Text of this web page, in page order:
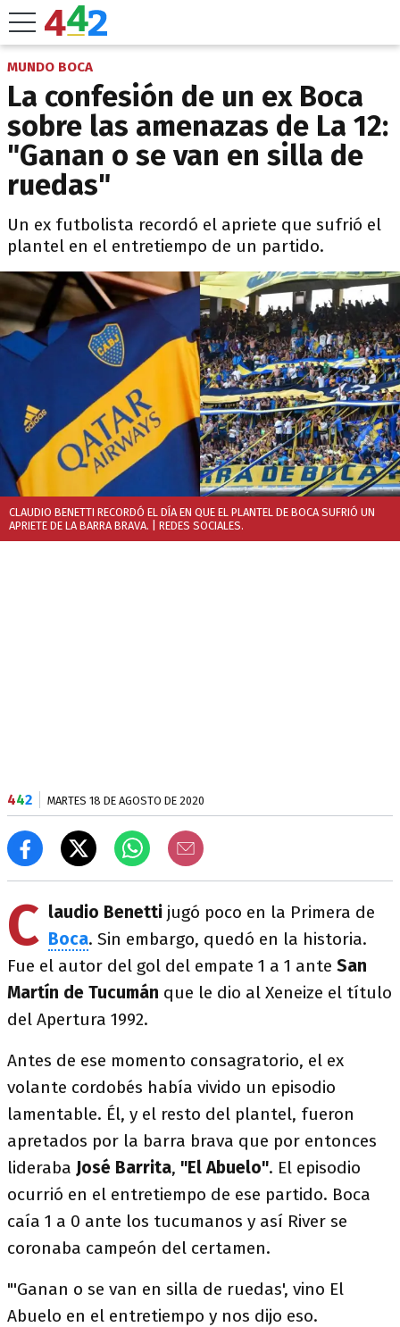
MUNDO BOCA
La confesión de un ex Boca
sobre las amenazas de La 12:
"Ganan o se van en silla de
ruedas"
Un ex futbolista recordó el apriete que sufrió el
plantel en el entretiempo de un partido.
CLAUDIO BENETTI RECORDÓ EL DÍA EN QUE EL PLANTEL DE BOCA SUFRIÓ UN
APRIETE DE LA BARRA BRAVA. | REDES SOCIALES.
442 MARTES 18 DE AGOSTO DE 2020
C laudio Benetti jugó poco en la Primera de
Boca. Sin embargo, quedó en la historia.
Fue el autor del gol del empate 1 a 1 ante San
Martín de Tucumán que le dio al Xeneize el título
del Apertura 1992.
Antes de ese momento consagratorio, el ex
volante cordobés había vivido un episodio
lamentable. Él, y el resto del plantel, fueron
apretados por la barra brava que por entonces
lideraba José Barrita, "El Abuelo". El episodio
ocurrió en el entretiempo de ese partido. Boca
caía 1 a 0 ante los tucumanos y así River se
coronaba campeón del certamen.
"'Ganan o se van en silla de ruedas', vino El
Abuelo en el entretiempo y nos dijo eso.